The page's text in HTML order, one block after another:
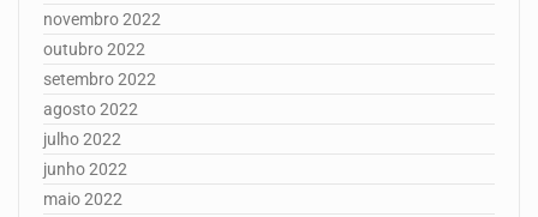
novembro 2022
outubro 2022
setembro 2022
agosto 2022
julho 2022
junho 2022
maio 2022